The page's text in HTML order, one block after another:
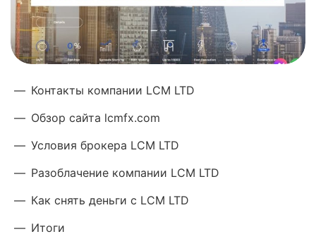
— Контакты компании LCM LTD
— Обзор сайта lcmfx.com
— Условия брокера LCM LTD
— Разоблачение компании LCM LTD
— Как снять деньги с LCM LTD
— Итоги